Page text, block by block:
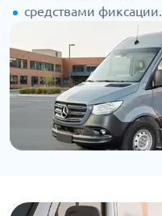
средствами фиксации.